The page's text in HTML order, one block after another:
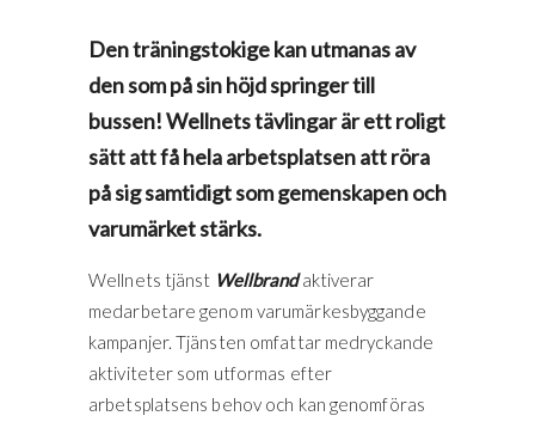
Den träningstokige kan utmanas av
den som på sin höjd springer till
bussen! Wellnets tävlingar är ett roligt
sätt att få hela arbetsplatsen att röra
på sig samtidigt som gemenskapen och
varumärket stärks.
Wellnets tjänst Wellbrandaktiverar
medarbetare genom varumärkesbyggande
kampanjer. Tjänsten omfattar medryckande
aktiviteter som utformas efter
arbetsplatsens behov och kan genomföras